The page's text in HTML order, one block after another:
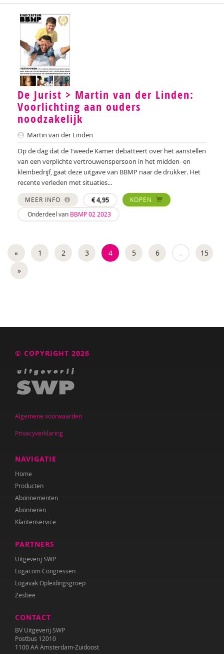
De Jurist > Martin van der Linden:
Voorlichting aan ouders
noodzakelijk
Martin van der Linden
Op de dag dat de Tweede Kamer debatteert over het aanstellen
van een verplichte vertrouwenspersoon in het midden- en
kleinbedrijf, gaat deze uitgave van BBMP naar de drukker. Het
recente verleden met situaties...
MEER INFO €4,95
KOPEN
Onderdeel van BBMP 02 2023
« 1 2 3 4 5 6 ..
15
»
© COPYRIGHT 2026
Algemene voorwaarden
Privacyverklaring
NAVIGATIE
Home
Producten
Abonnementen
Abonneren
Klantenservice
PARTNERS
Uitgeverij SWP
Logacom Congressen
Logavak Opleidingsgroep
Zesbee
CONTACT
BV Uitgeverij SWP
Postbus 12010
1100 AA Amsterdam-Zuidoost